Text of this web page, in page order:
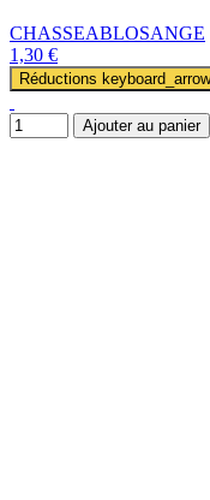
CHASSEABLOSANGE
1,30 €
Réductions
Ajouter au panier